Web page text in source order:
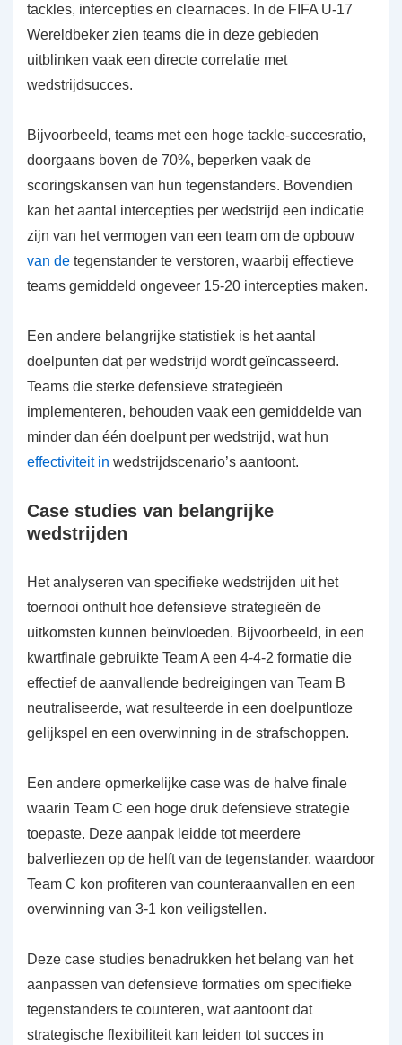
tackles, intercepties en clearnaces. In de FIFA U-17
Wereldbeker zien teams die in deze gebieden
uitblinken vaak een directe correlatie met
wedstrijdsucces.
Bijvoorbeeld, teams met een hoge tackle-succesratio,
doorgaans boven de 70%, beperken vaak de
scoringskansen van hun tegenstanders. Bovendien
kan het aantal intercepties per wedstrijd een indicatie
zijn van het vermogen van een team om de opbouw
van de tegenstander te verstoren, waarbij effectieve
teams gemiddeld ongeveer 15-20 intercepties maken.
Een andere belangrijke statistiek is het aantal
doelpunten dat per wedstrijd wordt geïncasseerd.
Teams die sterke defensieve strategieën
implementeren, behouden vaak een gemiddelde van
minder dan één doelpunt per wedstrijd, wat hun
effectiviteit in wedstrijdscenario’s aantoont.
Case studies van belangrijke
wedstrijden
Het analyseren van specifieke wedstrijden uit het
toernooi onthult hoe defensieve strategieën de
uitkomsten kunnen beïnvloeden. Bijvoorbeeld, in een
kwartfinale gebruikte Team A een 4-4-2 formatie die
effectief de aanvallende bedreigingen van Team B
neutraliseerde, wat resulteerde in een doelpuntloze
gelijkspel en een overwinning in de strafschoppen.
Een andere opmerkelijke case was de halve finale
waarin Team C een hoge druk defensieve strategie
toepaste. Deze aanpak leidde tot meerdere
balverliezen op de helft van de tegenstander, waardoor
Team C kon profiteren van counteraanvallen en een
overwinning van 3-1 kon veiligstellen.
Deze case studies benadrukken het belang van het
aanpassen van defensieve formaties om specifieke
tegenstanders te counteren, wat aantoont dat
strategische flexibiliteit kan leiden tot succes in